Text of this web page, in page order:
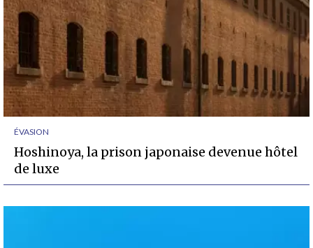
ÉVASION
Hoshinoya, la prison japonaise devenue hôtel
de luxe